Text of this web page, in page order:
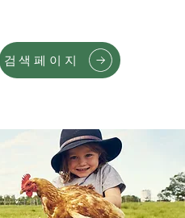
검색페이지